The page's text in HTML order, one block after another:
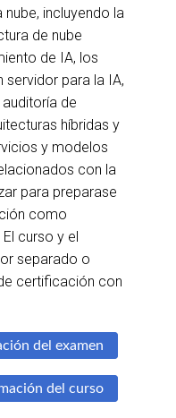
incluyendo la
de nube
de IA, los
para la IA,
de
híbridas y
y modelos
con la
para preparase
como
curso y el
separado o
certificación con
del examen
del curso